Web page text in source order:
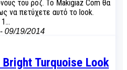
του ροζ. Το Makigiaz Com θα
να πετύχετε αυτό το look.
1…
- 09/19/2014
Turquoise Look